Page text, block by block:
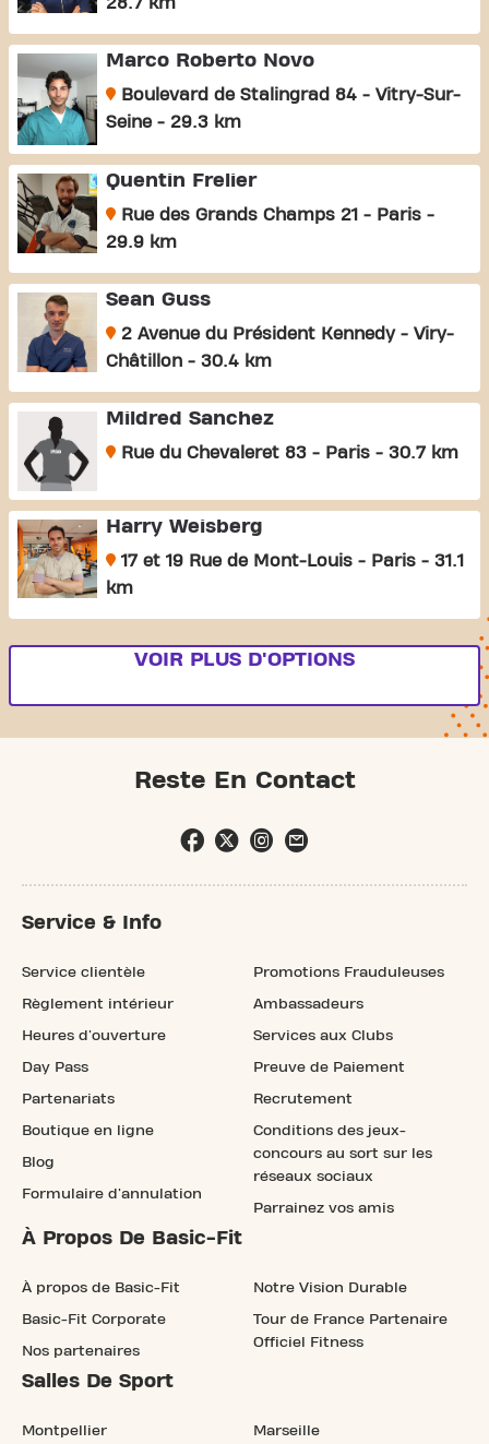
Marco Roberto Novo
Boulevard de Stalingrad 84 - Vitry-Sur-
Seine - 29.3 km
Quentin Frelier
Rue des Grands Champs 21 - Paris -
29.9 km
Sean Guss
2 Avenue du Président Kennedy - Viry-
Châtillon - 30.4 km
Mildred Sanchez
Rue du Chevaleret 83 - Paris - 30.7 km
Harry Weisberg
17 et 19 Rue de Mont-Louis - Paris - 31.1
km
VOIR PLUS D'OPTIONS
Reste En Contact
Service & Info
Service clientèle
Règlement intérieur
Heures d'ouverture
Day Pass
Partenariats
Boutique en ligne
Blog
Formulaire d'annulation
Promotions Frauduleuses
Ambassadeurs
Services aux Clubs
Preuve de Paiement
Recrutement
Conditions des jeux-
concours au sort sur les
réseaux sociaux
Parrainez vos amis
À Propos De Basic-Fit
À propos de Basic-Fit
Basic-Fit Corporate
Nos partenaires
Notre Vision Durable
Tour de France Partenaire
Officiel Fitness
Salles De Sport
Montpellier Marseille